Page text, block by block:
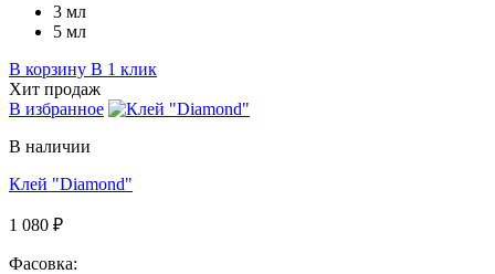
3 мл
5 мл
В корзину В 1 клик
Хит продаж
В избранное
В наличии
Клей "Diamond"
1 080 ₽
Фасовка: